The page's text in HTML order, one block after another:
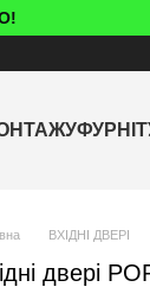
ВХІДНІ ДВЕРІ
двері